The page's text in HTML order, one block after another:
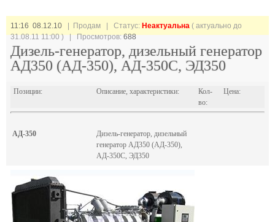
11:16 08.12.10 | Продам | Статус: Неактуальна ( актуально до
31.08.11 11:00 ) | Просмотров:688
Дизель-генератор, дизельный генератор
АД350 (АД-350), АД-350С, ЭД350
Позиции: Описание, характеристики:
Кол-
во:
Цена:
АД-350
Дизель-генератор, дизельный
генератор АД350 (АД-350),
АД-350С, ЭД350